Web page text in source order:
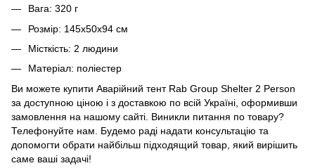
Вага: 320 г
Розмір: 145х50х94 см
Місткість: 2 людини
Матеріал: поліестер
Ви можете купити Аварійний тент Rab Group Shelter 2 Person
за доступною ціною і з доставкою по всій Україні, оформивши
замовлення на нашому сайті. Виникли питання по товару?
Телефонуйте нам. Будемо раді надати консультацію та
допомогти обрати найбільш підходящий товар, який вирішить
саме ваші задачі!